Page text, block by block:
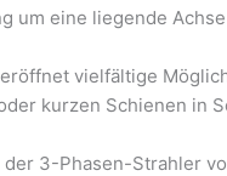
um eine liegende
vielfältige
kurzen Schienen in
3-Phasen-Strahler